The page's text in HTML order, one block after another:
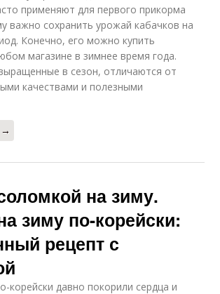
применяют для первого прикорма
важно сохранить урожай кабачков на
Конечно, его можно купить
магазине в зимнее время года.
в сезон, отличаются от
качествами и полезными
→
на зиму.
зиму по-корейски:
рецепт с
корейски давно покорили сердца и